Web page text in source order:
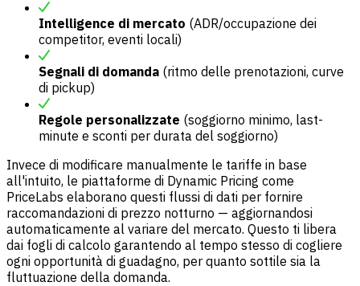
Intelligence di mercato (ADR/occupazione dei
competitor, eventi locali)
Segnali di domanda (ritmo delle prenotazioni, curve
di pickup)
Regole personalizzate (soggiorno minimo, last-
minute e sconti per durata del soggiorno)
Invece di modificare manualmente le tariffe in base
all'intuito, le piattaforme di Dynamic Pricing come
PriceLabs elaborano questi flussi di dati per fornire
raccomandazioni di prezzo notturno — aggiornandosi
automaticamente al variare del mercato. Questo ti libera
dai fogli di calcolo garantendo al tempo stesso di cogliere
ogni opportunità di guadagno, per quanto sottile sia la
fluttuazione della domanda.